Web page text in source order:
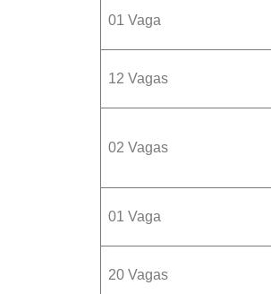
01 Vaga
12 Vagas
02 Vagas
01 Vaga
20 Vagas